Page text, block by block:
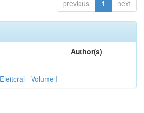
previous 1 next
Author(s)
- Volume I -